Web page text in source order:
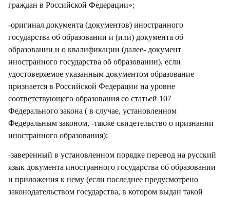
граждан в Российской Федерации»;
-оригинал документа (документов) иностранного
государства об образовании и (или) документа об
образовании и о квалификации (далее- документ
иностранного государства об образовании), если
удостоверяемое указанным документом образование
признается в Российской Федерации на уровне
соответствующего образования со статьей 107
Федерального закона ( в случае, установленном
Федеральным законом, -также свидетельство о признании
иностранного образования);
-заверенный в установленном порядке перевод на русский
язык документа иностранного государства об образовании
и приложения к нему (если последнее предусмотрено
законодательством государства, в котором выдан такой